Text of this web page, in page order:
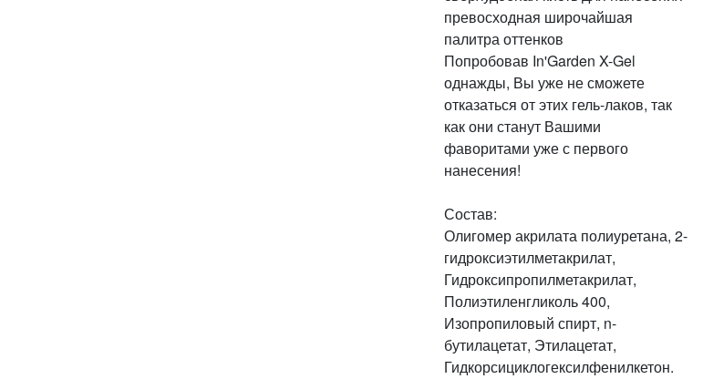
превосходная широчайшая
палитра оттенков
Попробовав In'Garden X-Gel
однажды, Вы уже не сможете
отказаться от этих гель-лаков, так
как они станут Вашими
фаворитами уже с первого
нанесения!
Состав:
Олигомер акрилата полиуретана, 2-
гидроксиэтилметакрилат,
Гидроксипропилметакрилат,
Полиэтиленгликоль 400,
Изопропиловый спирт, n-
бутилацетат, Этилацетат,
Гидкорсициклогексилфенилкетон.